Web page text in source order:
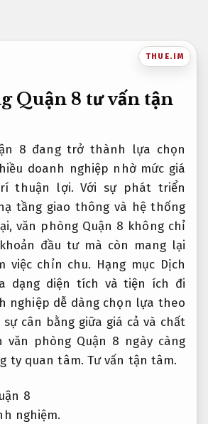
THUE.IM
Quận 8 tư vấn tận
8 đang trở thành lựa chọn
doanh nghiệp nhờ mức giá
thuận lợi. Với sự phát triển
tầng giao thông và hệ thống
văn phòng Quận 8 không chỉ
đầu tư mà còn mang lại
việc chỉn chu. Hạng mục Dịch
dạng diện tích và tiện ích đi
nghiệp dễ dàng chọn lựa theo
cân bằng giữa giá cả và chất
văn phòng Quận 8 ngày càng
ty quan tâm. Tư vấn tận tâm.
nghiệm.